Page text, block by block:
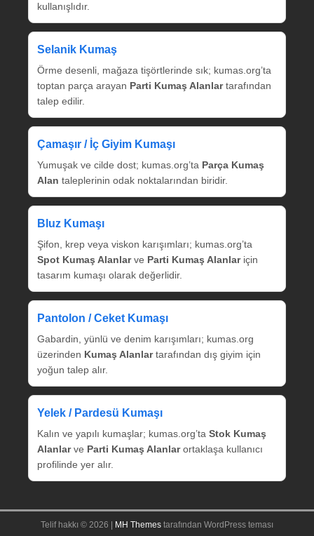
kullanışlıdır.
Selanik Kumaş
Örme desenli, mağaza tişörtlerinde sık; kumas.org’ta
toptan parça arayan Parti Kumaş Alanlartarafından
talep edilir.
Çamaşır / İç Giyim Kumaşı
Yumuşak ve cilde dost; kumas.org’ta Parça Kumaş
Alan taleplerinin odak noktalarından biridir.
Bluz Kumaşı
Şifon, krep veya viskon karışımları; kumas.org’ta
Spot Kumaş Alanlarve Parti Kumaş Alanlariçin
tasarım kumaşı olarak değerlidir.
Pantolon / Ceket Kumaşı
Gabardin, yünlü ve denim karışımları; kumas.org
üzerinden Kumaş Alanlartarafından dış giyim için
yoğun talep alır.
Yelek / Pardesü Kumaşı
Kalın ve yapılı kumaşlar; kumas.org’ta Stok Kumaş
Alanlarve Parti Kumaş Alanlarortaklaşa kullanıcı
profilinde yer alır.
Telif hakkı © 2026 | MH Themes tarafından WordPress teması